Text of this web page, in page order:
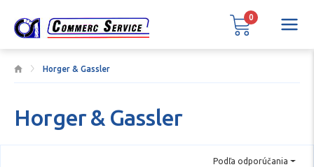
Horger & Gassler
Horger & Gassler
Podľa odporúčania
0